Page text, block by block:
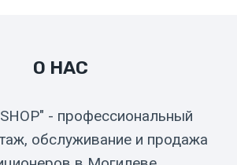
О НАС
- профессиональный
обслуживание и продажа